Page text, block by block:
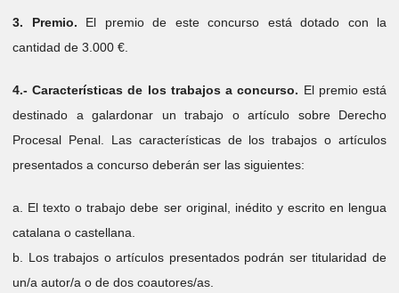
3. Premio. El premio de este concurso está dotado con la
cantidad de 3.000 €.
4.- Características de los trabajos a concurso. El premio está
destinado a galardonar un trabajo o artículo sobre Derecho
Procesal Penal. Las características de los trabajos o artículos
presentados a concurso deberán ser las siguientes:
a. El texto o trabajo debe ser original, inédito y escrito en lengua
catalana o castellana.
b. Los trabajos o artículos presentados podrán ser titularidad de
un/a autor/a o de dos coautores/as.